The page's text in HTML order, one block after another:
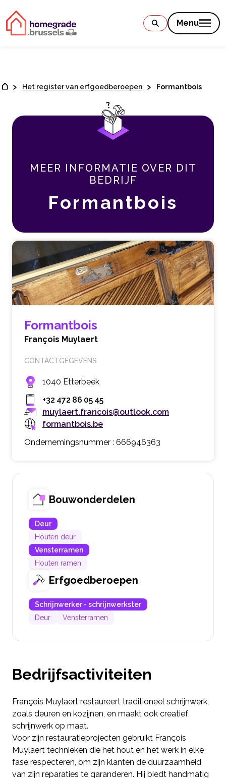
Menu
Het register van erfgoedberoepen Formantbois
MEER INFORMATIE OVER DIT
BEDRIJF
Formantbois
Formantbois
François Muylaert
CONTACTGEGEVENS
1040 Etterbeek
+32 472 86 05 45
muylaert.francois@outlook.com
formantbois.be
Ondernemingsnummer : 666946363
Bouwonderdelen
Deur
Houten deur
Vensterramen
Houten ramen
Erfgoedberoepen
Schrijnwerker - schrijnwerkster
Deur
Vensterramen
Bedrijfsactiviteiten
François Muylaert restaureert traditioneel schrijnwerk,
zoals deuren en kozijnen, en maakt ook creatief
schrijnwerk op maat.
Voor zijn restauratieprojecten gebruikt François
Muylaert technieken die het hout en het werk in elke
fase respecteren, om zijn klanten de duurzaamheid
van zijn reparaties te garanderen. Hij biedt handmatig